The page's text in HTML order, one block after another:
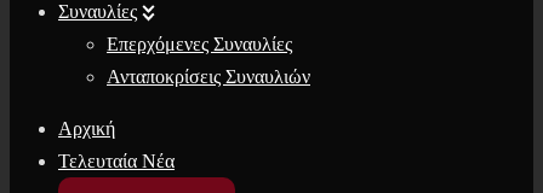
Συναυλίες
Επερχόμενες Συναυλίες
Ανταποκρίσεις Συναυλιών
Αρχική
Τελευταία Νέα